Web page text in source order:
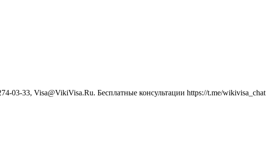
03-33, Visa@VikiVisa.Ru. Бесплатные консультации https://t.me/wikivisa_chat